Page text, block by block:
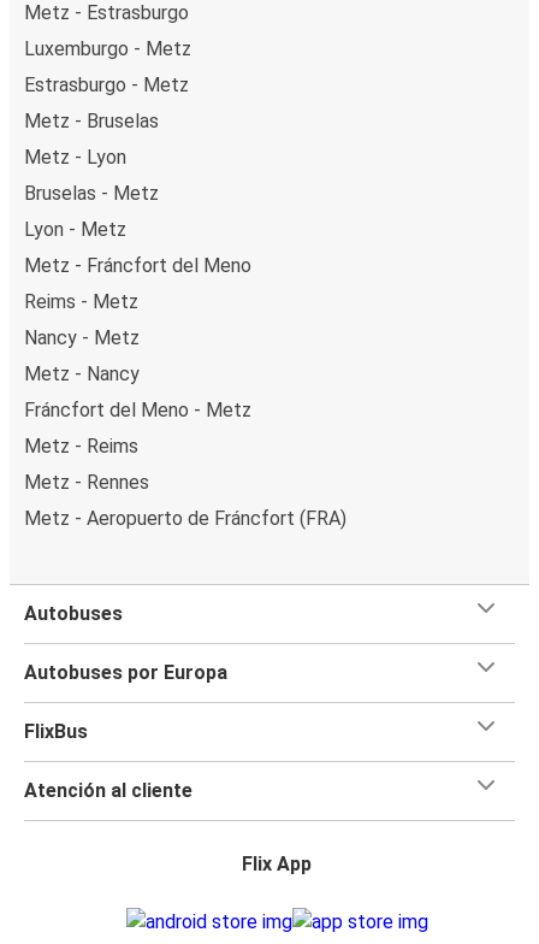
Metz - Estrasburgo
Luxemburgo - Metz
Estrasburgo - Metz
Metz - Bruselas
Metz - Lyon
Bruselas - Metz
Lyon - Metz
Metz - Fráncfort del Meno
Reims - Metz
Nancy - Metz
Metz - Nancy
Fráncfort del Meno - Metz
Metz - Reims
Metz - Rennes
Metz - Aeropuerto de Fráncfort (FRA)
Autobuses
Autobuses por Europa
FlixBus
Atención al cliente
Flix App